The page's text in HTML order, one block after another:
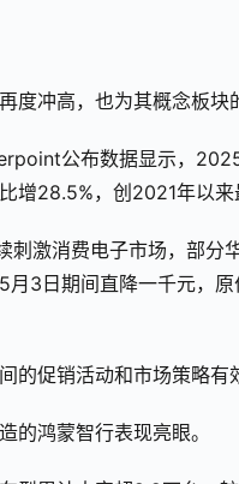
度冲高，也为其概念板块
公布数据显示，
增28.5%，创2021年以来
刺激消费电子市场，部
3日期间直降一千元，
的促销活动和市场策略有
的鸿蒙智行表现亮眼。